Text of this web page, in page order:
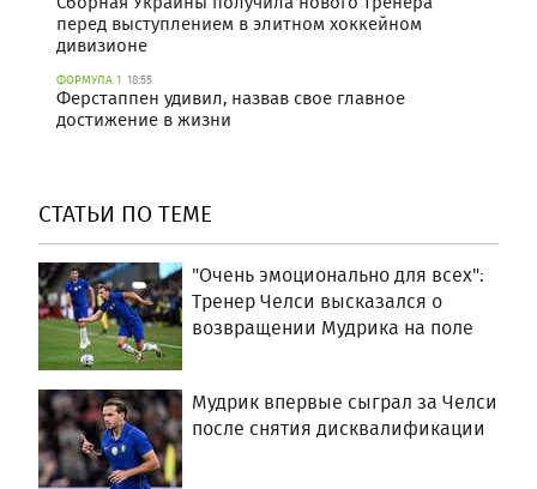
перед выступлением в элитном хоккейном
дивизионе
ФОРМУЛА 1 18:55
Ферстаппен удивил, назвав свое главное
достижение в жизни
СТАТЬИ ПО ТЕМЕ
"Очень эмоционально для всех":
Тренер Челси высказался о
возвращении Мудрика на поле
Мудрик впервые сыграл за Челси
после снятия дисквалификации